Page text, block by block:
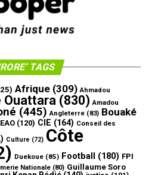
TAGS
Afrique(309) Ahmadou
Ouattara(830) Amadou
(445) Angleterre(83) Bouaké
(120) CIE (164) Conseil des
Culture (72) Côte
Duekoue(85) Football (180) FPI
Nationale(80) Guillaume Soro